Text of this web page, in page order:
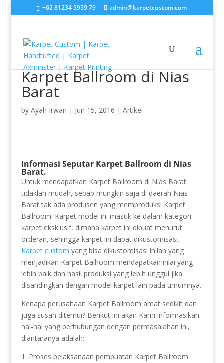
+62 81234 5959 79 admin@karpetcustom.com
Karpet Ballroom di Nias
Barat
by Ayah Irwan | Jun 15, 2016 | Artikel
Informasi Seputar Karpet Ballroom di Nias
Barat.
Untuk mendapatkan Karpet Ballroom di Nias Barat
tidaklah mudah, sebab mungkin saja di daerah Nias
Barat tak ada produsen yang memproduksi Karpet
Ballroom. Karpet model ini masuk ke dalam kategori
karpet eksklusif, dimana karpet ini dibuat menurut
orderan, sehingga karpet ini dapat dikustomisasi.
Karpet custom yang bisa dikustomisasi inilah yang
menjadikan Karpet Ballroom mendapatkan nilai yang
lebih baik dan hasil produksi yang lebih unggul jika
disandingkan dengan model karpet lain pada umumnya.
Kenapa perusahaan Karpet Ballroom amat sedikit dan
juga susah ditemui? Berikut ini akan Kami informasikan
hal-hal yang berhubungan dengan permasalahan ini,
diantaranya adalah:
1. Proses pelaksanaan pembuatan Karpet Ballroom